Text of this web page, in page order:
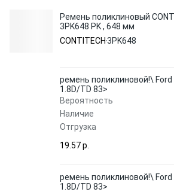
Ремень поликлиновый
3PK648 PK , 648 мм
CONTITECH 3PK648
ремень поликлиновой!\
1.8D/TD 83>
Вероятность
Наличие
Отгрузка
19.57 p.
ремень поликлиновой!\
1.8D/TD 83>